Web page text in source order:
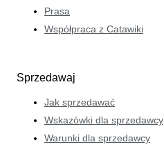
Prasa
Współpraca z Catawiki
Sprzedawaj
Jak sprzedawać
Wskazówki dla sprzedawcy
Warunki dla sprzedawcy